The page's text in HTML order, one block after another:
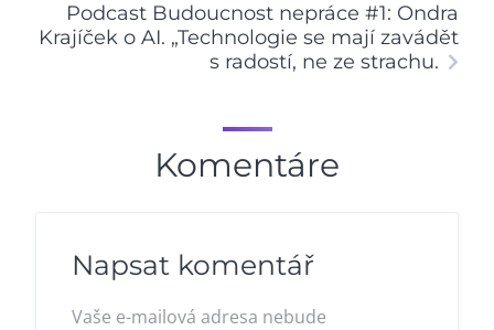
Podcast Budoucnost nepráce #1: Ondra
Krajíček o AI. „Technologie se mají zavádět
s radostí, ne ze strachu.
Komentáre
Napsat komentář
Vaše e-mailová adresa nebude